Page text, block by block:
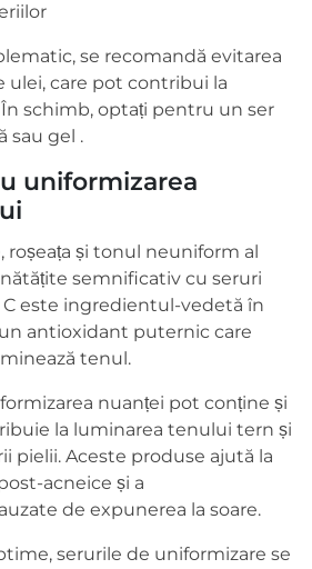
se recomandă evitarea
ulei, care pot contribui la
schimb, optați pentru un ser
sau gel .
uniformizarea
și tonul neuniform al
semnificativ cu seruri
este ingredientul-vedetă în
antioxidant puternic care
tenul.
nuanței pot conține și
la luminarea tenului tern și
pielii. Aceste produse ajută la
acneice și a
de expunerea la soare.
serurile de uniformizare se